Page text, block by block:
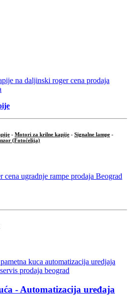
- Motori za krilne kapije - Signalne lampe -
(Fotoćelija)
- Automatizacija uređaja